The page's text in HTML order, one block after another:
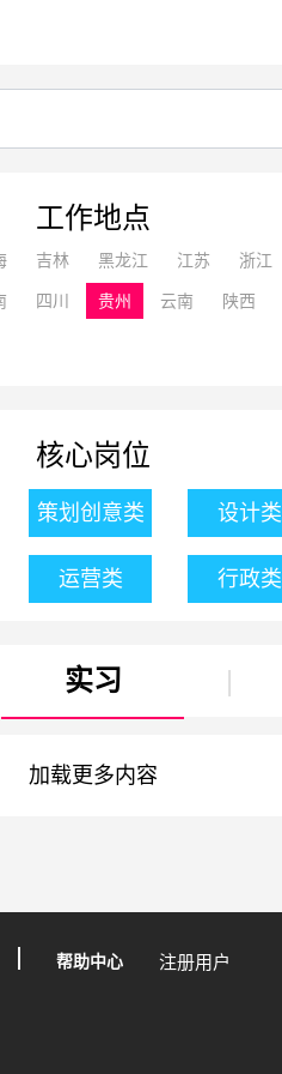
工作地点
吉林 黑龙江 江苏 浙江
四川 贵州 云南 陕西
核心岗位
策划创意类 设计类
运营类 行政类
实习 |
加载更多内容
帮助中心 注册用户